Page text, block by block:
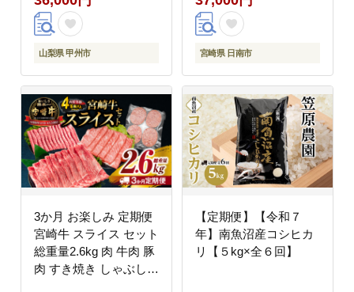
山梨県 甲州市
焼肉 からあげ お取り寄
せ グルメ 小分け 真空
パック おすそ分け 宮崎
_FG13-26
宮崎県 日南市
3か月 お楽しみ 定期便
宮崎牛 スライス セット
総重量2.6kg 肉 牛肉 豚
肉 すき焼き しゃぶしゃ
【定期便】【令和７
年】南魚沼産コシヒカ
リ【５kg×全６回】